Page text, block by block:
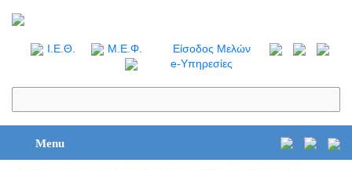
I.Ε.Θ. Μ.Ε.Φ.
Είσοδος Μελών
e-Υπηρεσίες
Menu